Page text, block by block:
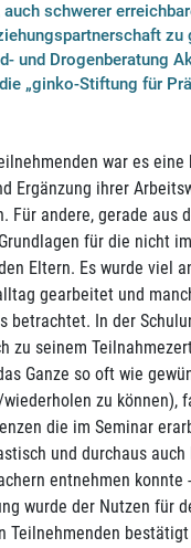
schwerer
und Drogenberatung
„ginko-Stiftung für
war es eine
Ergänzung ihrer
Für andere, gerade aus
für die nicht
Eltern. Es wurde viel
gearbeitet und
betrachtet. In der
zu seinem
Ganze so oft wie
zu können),
die im Seminar
und durchaus
entnehmen konnte
wurde der Nutzen für
Teilnehmenden